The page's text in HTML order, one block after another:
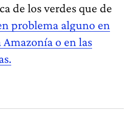
de los verdes que de
problema alguno en
o en las